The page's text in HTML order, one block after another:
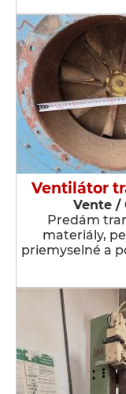
Ventilátor
Vente /
Predám
materiály,
priemyselné a